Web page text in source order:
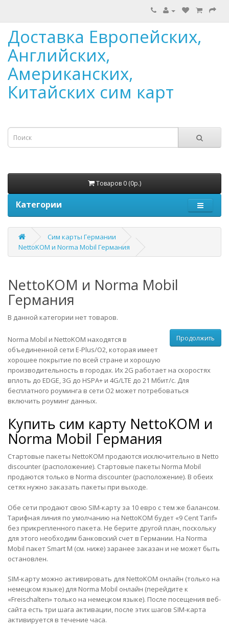
Доставка Европейских,
Английских,
Американских,
Китайских сим карт
Товаров 0 (0р.)
Категории
Сим карты Германии
NettoKOM и Norma Mobil Германия
NettoKOM и Norma Mobil
Германия
В данной категории нет товаров.
Продолжить
Norma Mobil и NettoKOM находятся в
объединенной сети E-Plus/О2, которая имеет
хорошее покрытие по всей стране и хорошую
производительность в городах. Их 2G работает на скоростях
вплоть до EDGE, 3G до HSPA+ и 4G/LTE до 21 Мбит/с. Для
бесплатного роуминга в сети О2 может потребоваться
включить роуминг данных.
Купить сим карту NettoKOM и
Norma Mobil Германия
Стартовые пакеты NettoKOM продаются исключительно в Netto
discounter (расположение). Стартовые пакеты Norma Mobil
продаются только в Norma discounter (расположение). В обеих
сетях нужно заказать пакеты при выходе.
Обе сети продают свою SIM-карту за 10 евро с тем же балансом.
Тарифная линия по умолчанию на NettoKOM будет «9 Cent Tarif»
без прикрепленного пакета. Не берите другой план, поскольку
для этого необходим банковский счет в Германии. На Norma
Mobil пакет Smart M (см. ниже) заранее заказан и не может быть
остановлен.
SIM-карту можно активировать для NettoKOM онлайн (только на
немецком языке) для Norma Mobil онлайн (перейдите к
«Freischalten» только на немецком языке). После посещения веб-
сайта есть три шага активации, после этих шагов SIM-карта
активируется в течение часа.